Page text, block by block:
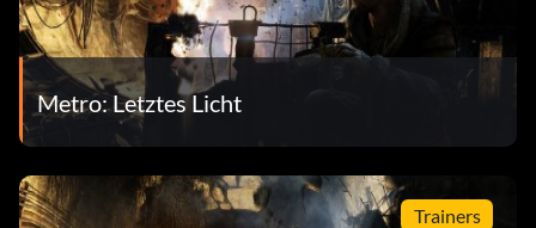
Metro: Letztes Licht
Trainers